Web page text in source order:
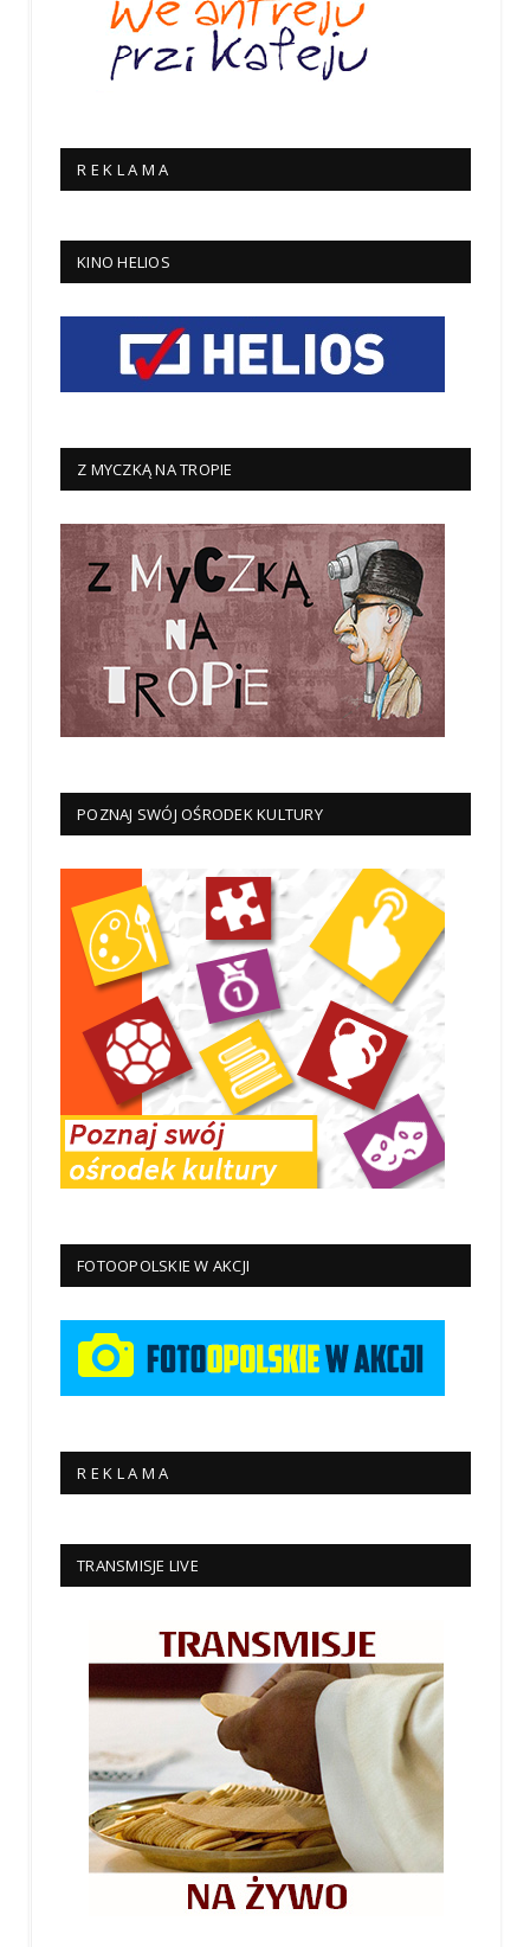
R E K L A M A
KINO HELIOS
Z MYCZKĄ NA TROPIE
POZNAJ SWÓJ OŚRODEK KULTURY
FOTOOPOLSKIE W AKCJI
R E K L A M A
TRANSMISJE LIVE